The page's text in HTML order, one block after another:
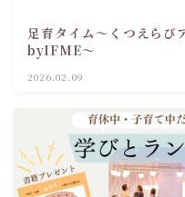
足育タイム～くつえらび
byIFME～
2026.02.09